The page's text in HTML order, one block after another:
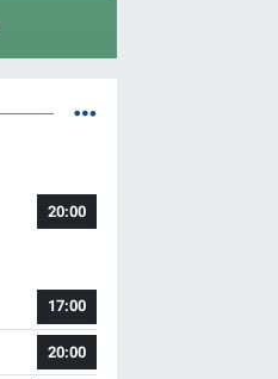
20:00
17:00
20:00